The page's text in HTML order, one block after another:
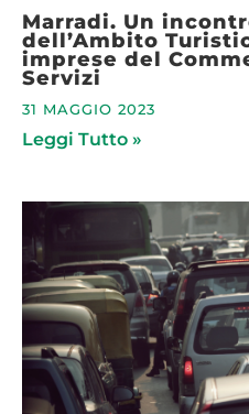
Marradi. Un
dell’Ambito
imprese del
Servizi
31 MAGGIO 2023
Leggi Tutto »